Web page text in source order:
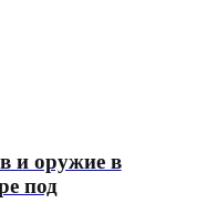
и оружие в
под